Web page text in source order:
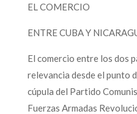
EL COMERCIO
ENTRE CUBA Y
El comercio entre los dos
relevancia desde el punto
cúpula del Partido
Fuerzas Armadas